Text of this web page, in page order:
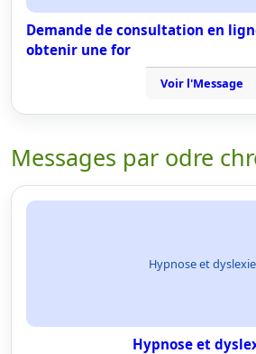
Demande de consultation en
obtenir une for
Voir l'Message
Messages par odre
Hypnose et dyslexie
Hypnose et